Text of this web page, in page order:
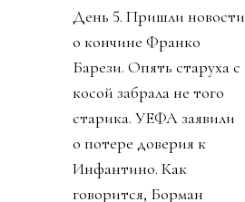
День 5. Пришли новости
о кончине Франко
Барези. Опять старуха с
косой забрала не того
старика. УЕФА заявили
о потере доверия к
Инфантино. Как
говорится, Борман